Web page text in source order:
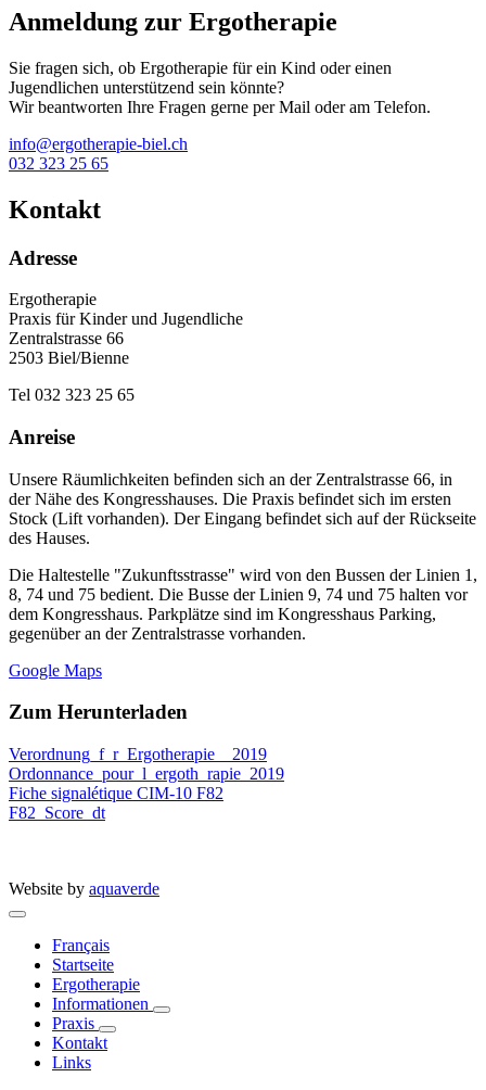
Anmeldung zur Ergotherapie
Sie fragen sich, ob Ergotherapie für ein Kind oder einen
Jugendlichen unterstützend sein könnte?
Wir beantworten Ihre Fragen gerne per Mail oder am Telefon.
info@ergotherapie-biel.ch
032 323 25 65
Kontakt
Adresse
Ergotherapie
Praxis für Kinder und Jugendliche
Zentralstrasse 66
2503 Biel/Bienne
Tel 032 323 25 65
Anreise
Unsere Räumlichkeiten befinden sich an der Zentralstrasse 66, in
der Nähe des Kongresshauses. Die Praxis befindet sich im ersten
Stock (Lift vorhanden). Der Eingang befindet sich auf der Rückseite
des Hauses.
Die Haltestelle "Zukunftsstrasse" wird von den Bussen der Linien 1,
8, 74 und 75 bedient. Die Busse der Linien 9, 74 und 75 halten vor
dem Kongresshaus. Parkplätze sind im Kongresshaus Parking,
gegenüber an der Zentralstrasse vorhanden.
Google Maps
Zum Herunterladen
Verordnung_f_r_Ergotherapie__2019
Ordonnance_pour_l_ergoth_rapie_2019
Fiche signalétique CIM-10 F82
F82_Score_dt
Website by aquaverde
Français
Startseite
Ergotherapie
Informationen
Praxis
Kontakt
Links